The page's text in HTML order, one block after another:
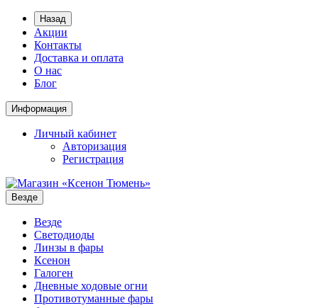
Назад
Акции
Контакты
Доставка и оплата
О нас
Блог
Информация
Личный кабинет
Авторизация
Регистрация
Везде
Везде
Светодиоды
Линзы в фары
Ксенон
Галоген
Дневные ходовые огни
Противотуманные фары